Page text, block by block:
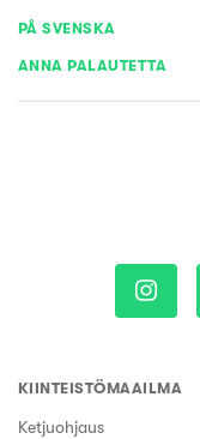
PÅ SVENSKA
ANNA PALAUTETTA
KIINTEISTÖMAAILMA
Ketjuohjaus